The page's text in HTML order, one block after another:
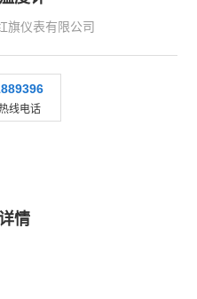
旗仪表有限公司
线电话
情